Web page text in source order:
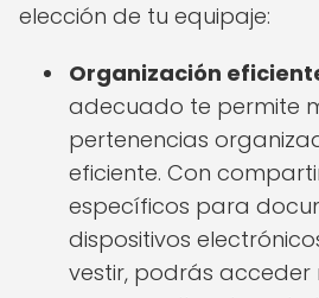
elección de tu equipaje:
Organización
adecuado te permite
pertenencias
eficiente. Con
específicos para
dispositivos
vestir, podrás